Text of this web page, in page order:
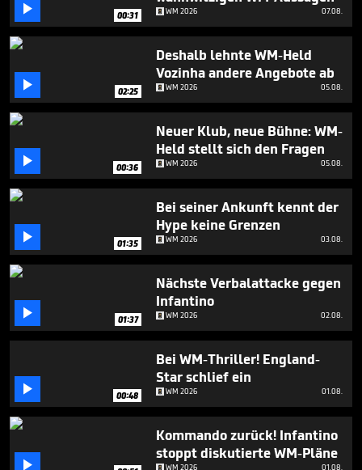
minute,
40
seconds
 00:31 WM 2026 07.08.
 02:25
Deshalb lehnte WM-Held
Vozinha andere Angebote ab
WM 2026 05.08.
 00:36
Neuer Klub, neue Bühne: WM-
Held stellt sich den Fragen
WM 2026 05.08.
 01:35
Bei seiner Ankunft kennt der
Hype keine Grenzen
WM 2026 03.08.
 01:37
Nächste Verbalattacke gegen
Infantino
WM 2026 02.08.
 00:48
Bei WM-Thriller! England-
Star schlief ein
WM 2026 01.08.

Kommando zurück! Infantino
stoppt diskutierte WM-Pläne
WM 2026 01.08.